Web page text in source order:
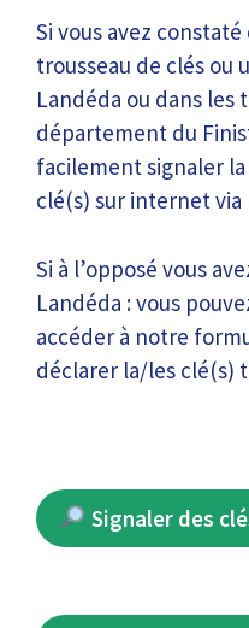
Si vous avez
trousseau de clés ou
Landéda ou dans
département du
facilement signaler
clé(s) sur internet
Si à l’opposé vous
Landéda : vous
accéder à notre
déclarer la/les clé(s)
Signaler des